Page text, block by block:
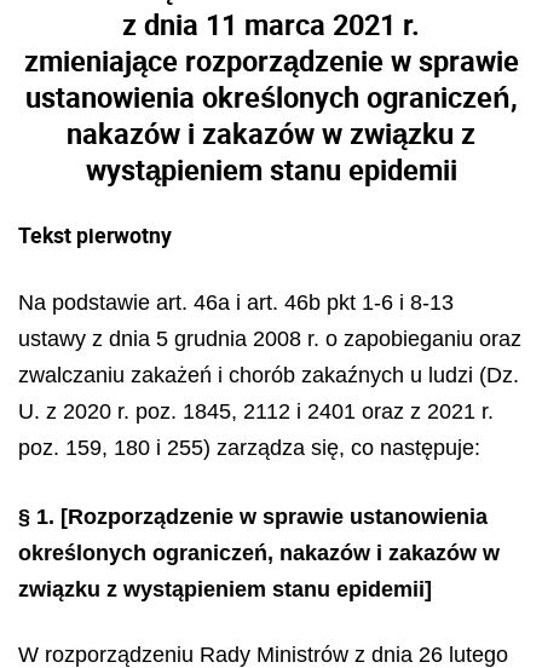
z dnia 11 marca 2021 r.
zmieniające rozporządzenie w sprawie
ustanowienia określonych ograniczeń,
nakazów i zakazów w związku z
wystąpieniem stanu epidemii
Tekst pierwotny
Na podstawie art. 46a i art. 46b pkt 1-6 i 8-13
ustawy z dnia 5 grudnia 2008 r. o zapobieganiu oraz
zwalczaniu zakażeń i chorób zakaźnych u ludzi (Dz.
U. z 2020 r. poz. 1845, 2112 i 2401 oraz z 2021 r.
poz. 159, 180 i 255) zarządza się, co następuje:
§ 1. [Rozporządzenie w sprawie ustanowienia
określonych ograniczeń, nakazów i zakazów w
związku z wystąpieniem stanu epidemii]
W rozporządzeniu Rady Ministrów z dnia 26 lutego